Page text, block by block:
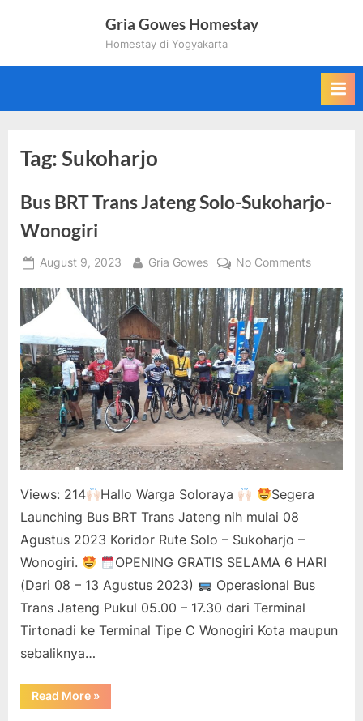
Gria Gowes Homestay
Homestay di Yogyakarta
Tag:Sukoharjo
Bus BRT Trans Jateng Solo-Sukoharjo-
Wonogiri
Posted
August 9, 2023 By
Gria Gowes No Commentson
BRT
Trans
Jateng
Solo-
Wonogiri
Views: 214 Hallo Warga Soloraya
Segera
Launching Bus BRT Trans Jateng nih mulai 08
Agustus 2023 Koridor Rute Solo – Sukoharjo –
Wonogiri.
OPENING GRATIS SELAMA 6 HARI
(Dari 08 – 13 Agustus 2023)
Operasional Bus
Trans Jateng Pukul 05.00 – 17.30 dari Terminal
Tirtonadi ke Terminal Tipe C Wonogiri Kota maupun
sebaliknya…
Read More“Bus
BRT
»